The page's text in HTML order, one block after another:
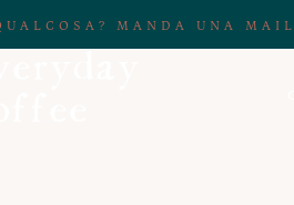
MANDA UNA MAIL